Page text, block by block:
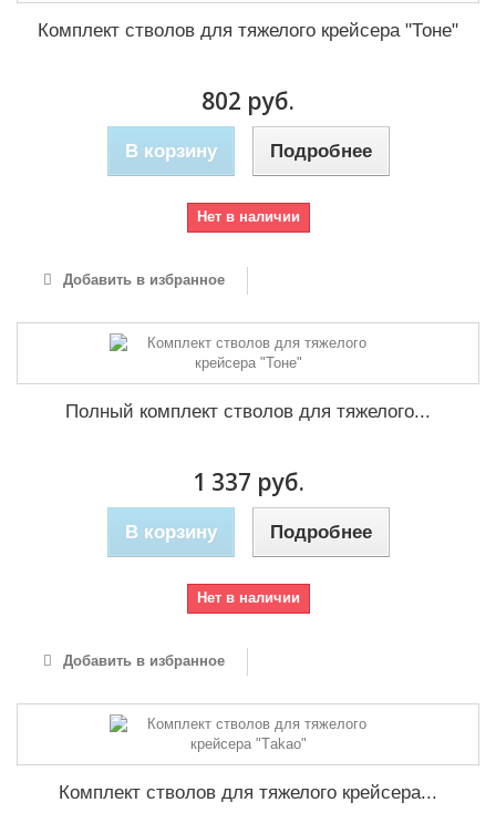
Комплект стволов для тяжелого крейсера "Тоне"
802 руб.
В корзину Подробнее
Нет в наличии
Добавить в избранное
Полный комплект стволов для тяжелого...
1 337 руб.
В корзину Подробнее
Нет в наличии
Добавить в избранное
Комплект стволов для тяжелого крейсера...